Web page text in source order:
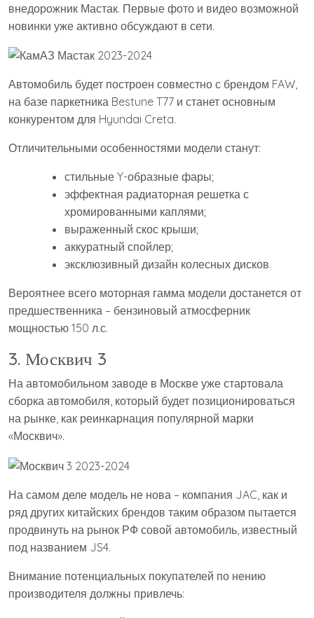
внедорожник Мастак. Первые фото и видео возможной
новинки уже активно обсуждают в сети.
Автомобиль будет построен совместно с брендом FAW,
на базе паркетника Bestune T77 и станет основным
конкурентом для Hyundai Creta.
Отличительными особенностями модели станут:
стильные Y-образные фары;
эффектная радиаторная решетка с
хромированными каплями;
выраженный скос крыши;
аккуратный спойлер;
эксклюзивный дизайн колесных дисков.
Вероятнее всего моторная гамма модели достанется от
предшественника – бензиновый атмосферник
мощностью 150 л.с.
3. Москвич 3
На автомобильном заводе в Москве уже стартовала
сборка автомобиля, который будет позиционироваться
на рынке, как реинкарнация популярной марки
«Москвич».
На самом деле модель не нова – компания JAC, как и
ряд других китайских брендов таким образом пытается
продвинуть на рынок РФ совой автомобиль, известный
под названием JS4.
Внимание потенциальных покупателей по нению
производителя должны привлечь: